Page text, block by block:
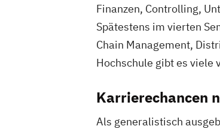
Finanzen, Controlling,
Spätestens im vierten
Chain Management,
Hochschule gibt es viele
Karrierechancen
Als generalistisch